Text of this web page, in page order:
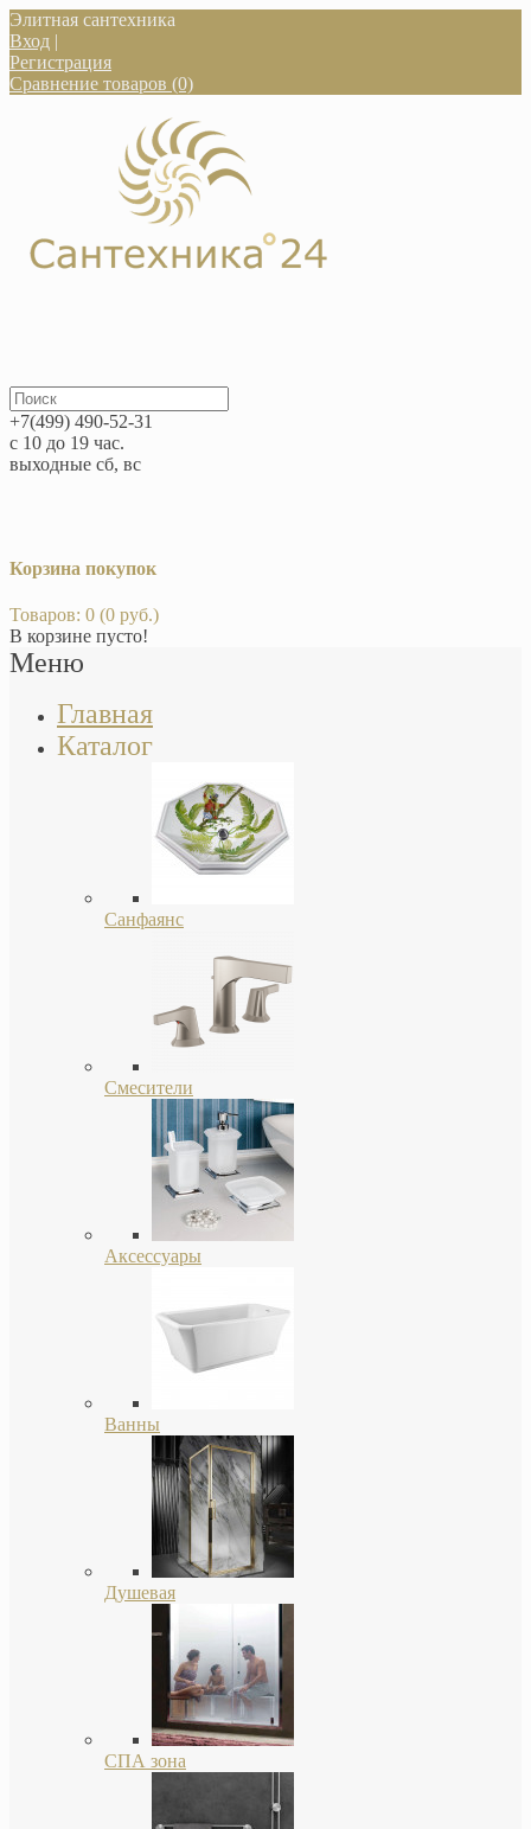
Элитная сантехника
Вход |
Регистрация
Сравнение товаров (0)
+7(499) 490-52-31
с 10 до 19 час.
выходные сб, вс
Корзина покупок
Товаров: 0 (0 руб.)
В корзине пусто!
Меню
Главная
Каталог
Санфаянс
Смесители
Аксессуары
Ванны
Душевая
СПА зона